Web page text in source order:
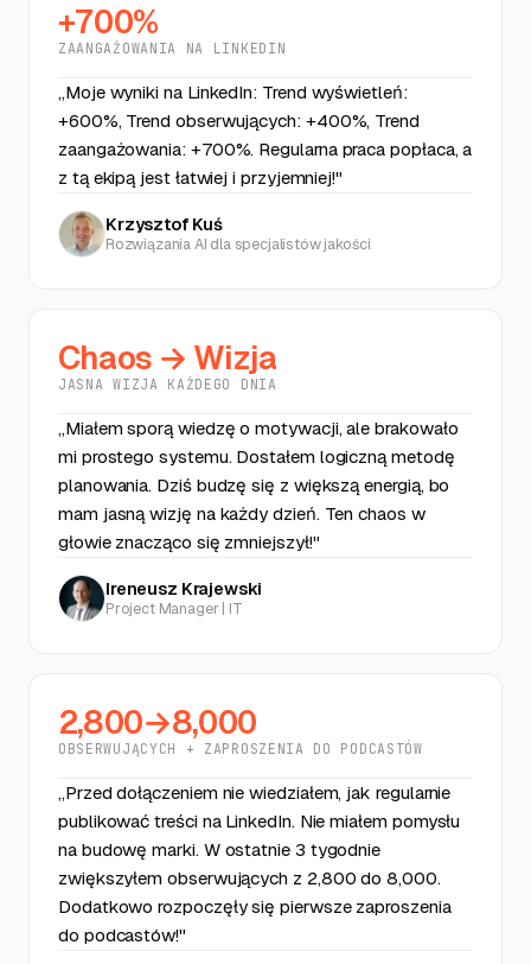
+700%
ZAANGAŻOWANIA NA LINKEDIN
„Moje wyniki na LinkedIn: Trend wyświetleń:
+600%, Trend obserwujących: +400%, Trend
zaangażowania: +700%. Regularna praca popłaca, a
z tą ekipą jest łatwiej i przyjemniej!"
Krzysztof Kuś
Rozwiązania AI dla specjalistów jakości
Chaos → Wizja
JASNA WIZJA KAŻDEGO DNIA
„Miałem sporą wiedzę o motywacji, ale brakowało
mi prostego systemu. Dostałem logiczną metodę
planowania. Dziś budzę się z większą energią, bo
mam jasną wizję na każdy dzień. Ten chaos w
głowie znacząco się zmniejszył!"
Ireneusz Krajewski
Project Manager | IT
2,800→8,000
OBSERWUJĄCYCH + ZAPROSZENIA DO PODCASTÓW
„Przed dołączeniem nie wiedziałem, jak regularnie
publikować treści na LinkedIn. Nie miałem pomysłu
na budowę marki. W ostatnie 3 tygodnie
zwiększyłem obserwujących z 2,800 do 8,000.
Dodatkowo rozpoczęły się pierwsze zaproszenia
do podcastów!"